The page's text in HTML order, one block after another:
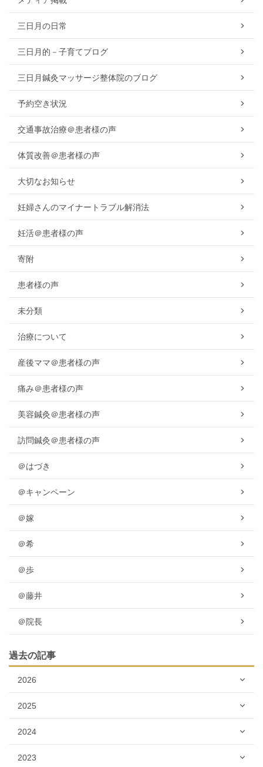
三日月の日常
三日月的－子育てブログ
三日月鍼灸マッサージ整体院のブログ
予約空き状況
交通事故治療＠患者様の声
体質改善＠患者様の声
大切なお知らせ
妊婦さんのマイナートラブル解消法
妊活＠患者様の声
寄附
患者様の声
未分類
治療について
産後ママ＠患者様の声
痛み＠患者様の声
美容鍼灸＠患者様の声
訪問鍼灸＠患者様の声
＠はづき
＠キャンペーン
＠嫁
＠希
＠歩
＠藤井
＠院長
過去の記事
2026
2025
2024
2023